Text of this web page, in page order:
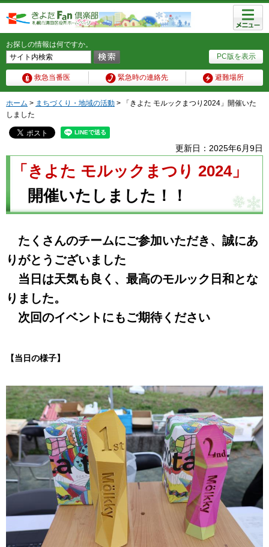
PC版を表示
お探しの情報は何ですか。
救急当番医 緊急時の連絡先 避難場所
メニュ
ー
ホーム > まちづくり・地域の活動 > 「きよた モルックまつり2024」開催いた
しました
更新日：2025年6月9日
「きよた モルックまつり 2024」
開催いたしました！！
たくさんのチームにご参加いただき、誠にあ
りがとうございました
当日は天気も良く、最高のモルック日和とな
りました。
次回のイベントにもご期待ください
【当日の様子】